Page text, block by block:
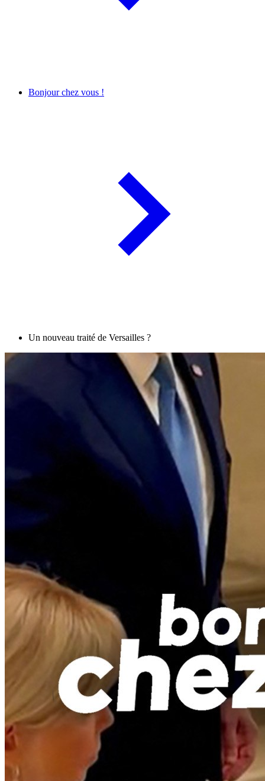
Bonjour chez vous !
Un nouveau traité de Versailles ?